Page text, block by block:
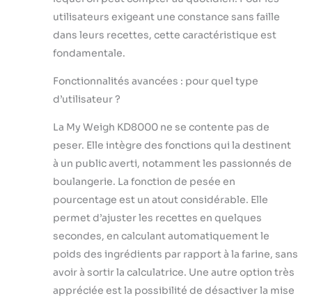
utilisateurs exigeant une constance sans faille
dans leurs recettes, cette caractéristique est
fondamentale.
Fonctionnalités avancées : pour quel type
d’utilisateur ?
La My Weigh KD8000 ne se contente pas de
peser. Elle intègre des fonctions qui la destinent
à un public averti, notamment les passionnés de
boulangerie. La fonction de pesée en
pourcentage est un atout considérable. Elle
permet d’ajuster les recettes en quelques
secondes, en calculant automatiquement le
poids des ingrédients par rapport à la farine, sans
avoir à sortir la calculatrice. Une autre option très
appréciée est la possibilité de désactiver la mise